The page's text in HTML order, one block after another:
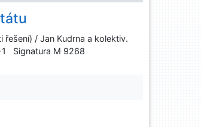
/ Jan Kudrna a kolektiv.
1 Signatura M 9268